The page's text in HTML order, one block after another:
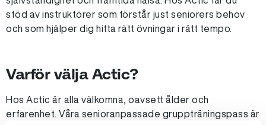
stöd av instruktörer som förstår just seniorers behov
och som hjälper dig hitta rätt övningar i rätt tempo.
Varför välja Actic?
Hos Actic är alla välkomna, oavsett ålder och
erfarenhet. Våra senioranpassade gruppträningspass är